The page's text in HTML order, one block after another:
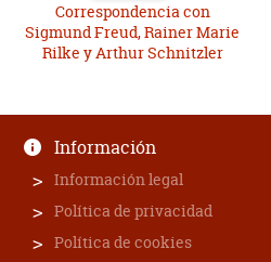
Correspondencia con
Sigmund Freud, Rainer Marie
Rilke y Arthur Schnitzler
Información
Información legal
Política de privacidad
Política de cookies